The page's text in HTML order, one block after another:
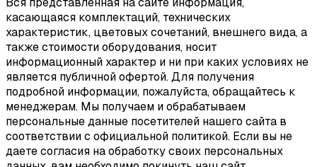
касающаяся комплектаций, технических
характеристик, цветовых сочетаний, внешнего вида, а
также стоимости оборудования, носит
информационный характер и ни при каких условиях не
является публичной офертой. Для получения
подробной информации, пожалуйста, обращайтесь к
менеджерам. Мы получаем и обрабатываем
персональные данные посетителей нашего сайта в
соответствии с официальной политикой. Если вы не
даете согласия на обработку своих персональных